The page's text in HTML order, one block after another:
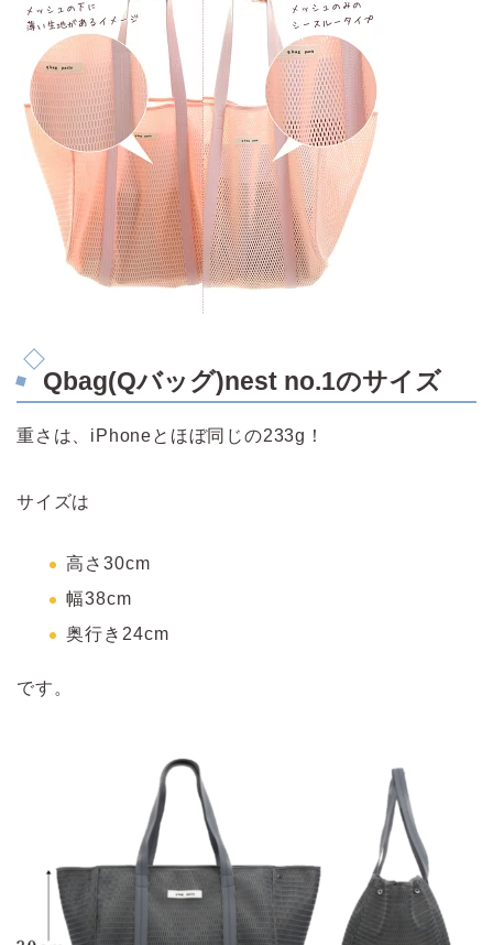
Qbag(Qバッグ)nest no.1のサイズ
重さは、iPhoneとほぼ同じの233g！
サイズは
高さ30cm
幅38cm
奥行き24cm
です。